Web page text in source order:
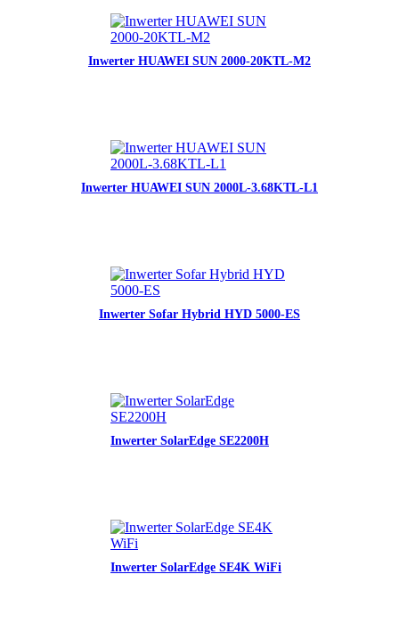
Inwerter HUAWEI SUN 2000-20KTL-M2
Inwerter HUAWEI SUN 2000L-3.68KTL-L1
Inwerter Sofar Hybrid HYD 5000-ES
Inwerter SolarEdge SE2200H
Inwerter SolarEdge SE4K WiFi